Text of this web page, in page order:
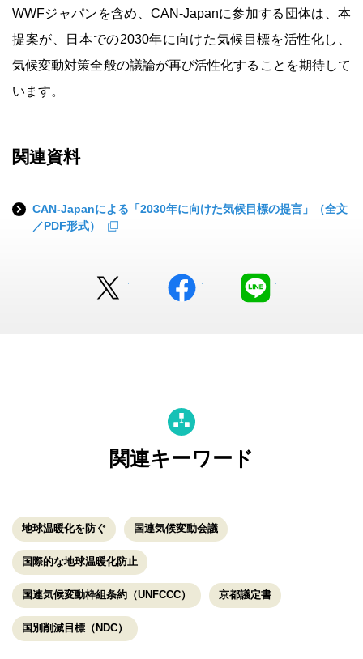
WWFジャパンを含め、CAN-Japanに参加する団体は、本
提案が、日本での2030年に向けた気候目標を活性化し、
気候変動対策全般の議論が再び活性化することを期待して
います。
関連資料
CAN-Japanによる「2030年に向けた気候目標の提言」（全文
／PDF形式）
facebook
関連キーワード
地球温暖化を防ぐ 国連気候変動会議
国際的な地球温暖化防止
国連気候変動枠組条約（UNFCCC） 京都議定書
国別削減目標（NDC）